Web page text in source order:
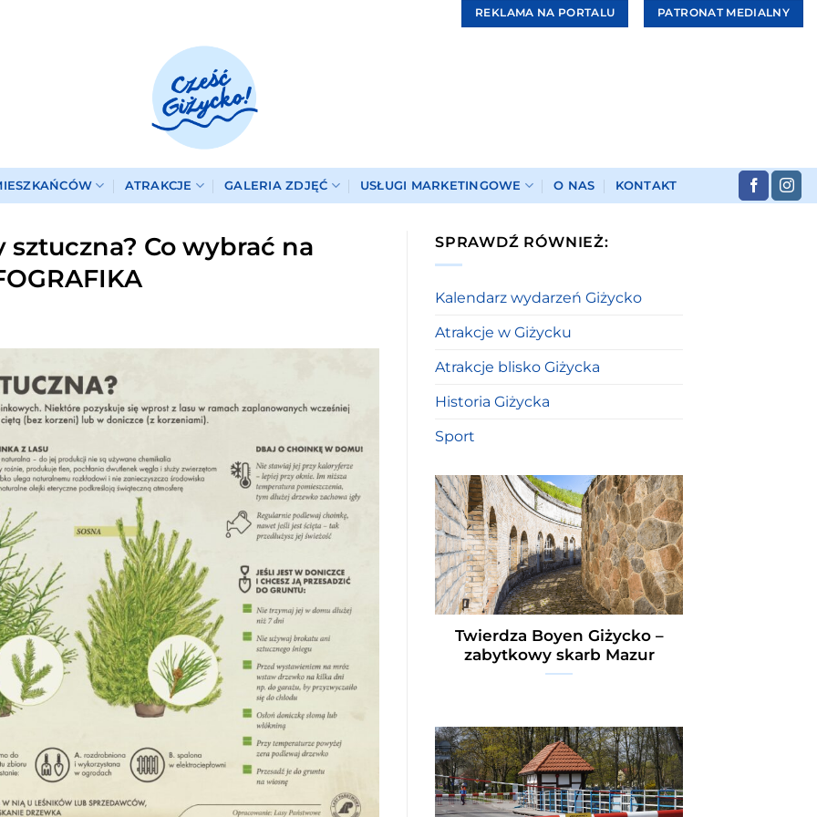
REKLAMA NA PORTALU PATRONAT MEDIALNY
ATRAKCJE GALERIA ZDJĘĆ USŁUGI MARKETINGOWE O NAS KONTAKT
Co wybrać na
SPRAWDŹ RÓWNIEŻ:
Kalendarz wydarzeń Giżycko
Atrakcje w Giżycku
Atrakcje blisko Giżycka
Historia Giżycka
Sport
Twierdza Boyen Giżycko –
zabytkowy skarb Mazur